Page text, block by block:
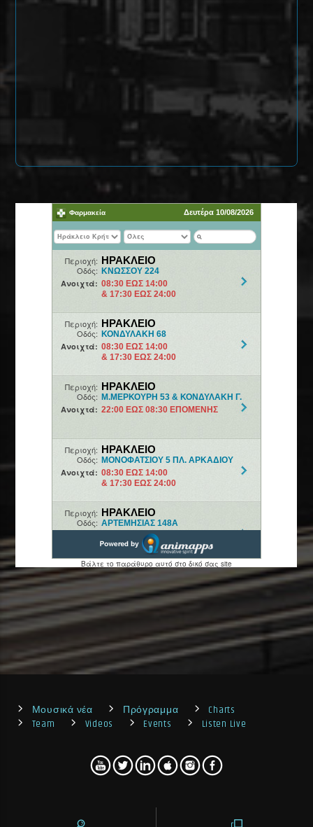
Μουσικά νέα Πρόγραμμα
Charts
Team
Videos Events Listen Live